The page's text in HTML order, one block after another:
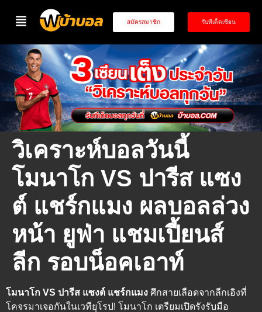
สมัครสมาชิก รับทีเด็ดเซียน
วิเคราะห์บอลวันนี้
โมนาโก VS ปารีส แซง
ต์ แชร์กแมง ผลบอลล่วง
หน้า ยูฟ่า แชมเปี้ยนส์
ลีก รอบน็อคเอาท์
โมนาโก VS ปารีส แซงต์ แชร์กแมง ศึกสายเลือดจากลีกเอิงที่
โคจรมาเจอกันในเวทียุโรป! โมนาโก เตรียมเปิดรังรับมือ